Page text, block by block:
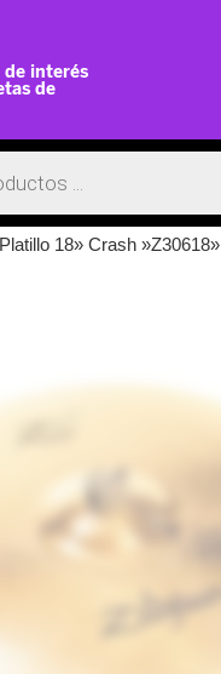
Platillo 18» Crash